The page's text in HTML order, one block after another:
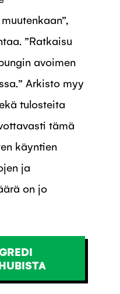
”Ratkaisu
avoimen
Arkisto myy
tulosteita
tämä
käyntien
ja
on jo